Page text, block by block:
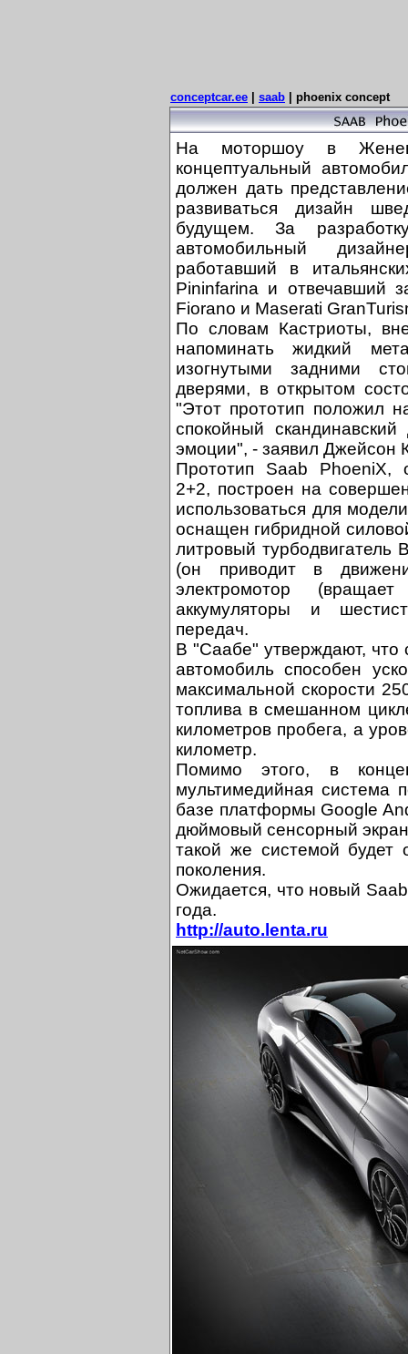
conceptcar.ee saab phoenix concept
На моторшоу в
концептуальный
должен дать
развиваться дизайн
будущем. За
автомобильный
работавший в
Pininfarina и отвечавший
Fiorano и Maserati
По словам Кастриоты,
напоминать жидкий
изогнутыми задними
дверями, в открытом
"Этот прототип положил
спокойный
эмоции", - заявил Джейсон
Прототип Saab PhoeniX,
2+2, построен на
использоваться для
оснащен гибридной
литровый
(он приводит в
электромотор
аккумуляторы и
передач.
В "Саабе" утверждают, что
автомобиль способен
максимальной скорости
топлива в смешанном
километров пробега, а
километр.
Помимо этого, в
мультимедийная система
базе платформы Google
дюймовый сенсорный
такой же системой
поколения.
Ожидается, что новый
года.
http://auto.lenta.ru